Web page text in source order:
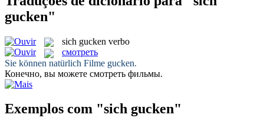
gucken"
sich gucken verbo
смотреть
Sie können natürlich Filme gucken.
Конечно, вы можете смотреть фильмы.
Exemplos com "sich gucken"